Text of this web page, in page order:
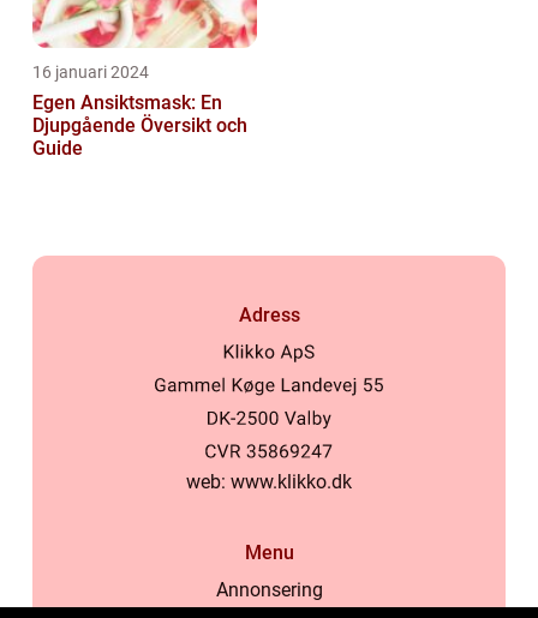
16 januari 2024
Egen Ansiktsmask: En
Djupgående Översikt och
Guide
Adress
web: www.klikko.dk
Menu
Annonsering